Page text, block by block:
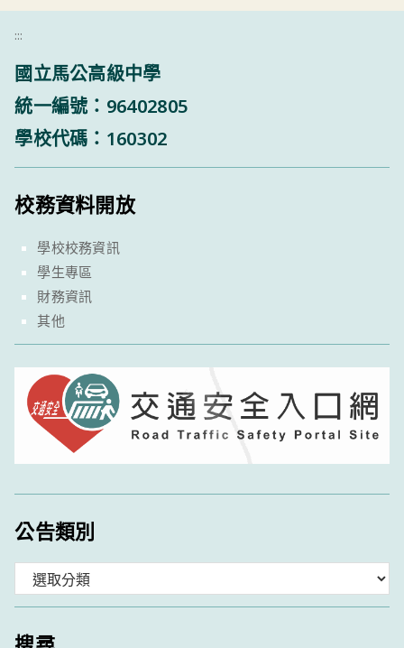
:::
國立馬公高級中學
統一編號：96402805
學校代碼：160302
校務資料開放
學校校務資訊
學生專區
財務資訊
其他
公告類別
類